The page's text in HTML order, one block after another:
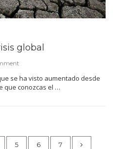
global
se ha visto aumentado desde
que conozcas el …
5 6 7